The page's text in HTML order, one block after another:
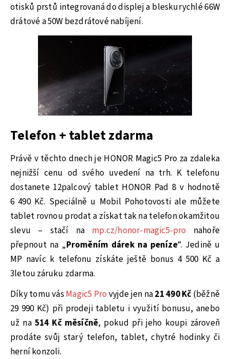
otisků prstů integrovaná do displej a bleskurychlé 66W
drátové a 50W bezdrátové nabíjení.
Telefon + tablet zdarma
Právě v těchto dnech je HONOR Magic5 Pro za zdaleka
nejnižší cenu od svého uvedení na trh. K telefonu
dostanete 12palcový tablet HONOR Pad 8 v hodnotě
6 490 Kč. Speciálně u Mobil Pohotovosti ale můžete
tablet rovnou prodat a získat tak na telefon okamžitou
slevu – stačí na mp.cz/honor-magic5-pro nahoře
přepnout na „Proměním dárek na peníze“. Jedině u
MP navíc k telefonu získáte ještě bonus 4 500 Kč a
3letou záruku zdarma.
Díky tomu vás Magic5 Pro vyjde jen na21 490 Kč (běžně
29 990 Kč) při prodeji tabletu i využití bonusu, anebo
už na 514 Kč měsíčně, pokud při jeho koupi zároveň
prodáte svůj starý telefon, tablet, chytré hodinky či
herní konzoli.